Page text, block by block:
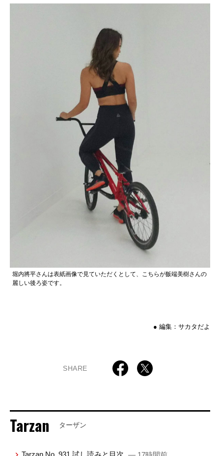
堀内將平さんは表紙画像で見ていただくとして、こちらが飯端美樹さんの
麗しい後ろ姿です。
● 編集：サカタだよ
SHARE
Tarzan ターザン